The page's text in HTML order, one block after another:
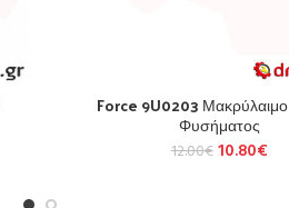
Force 9U0203 Μακρύλαιμο
Φυσήματος
12.00€ 10.80€